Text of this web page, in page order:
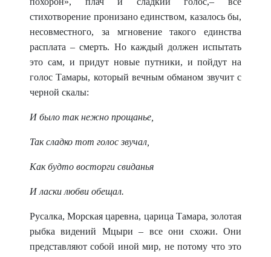
стихотворение пронизано единством, казалось бы,
несовместного, за мгновение такого единства
расплата – смерть. Но каждый должен испытать
это сам, и придут новые путники, и пойдут на
голос Тамары, который вечным обманом звучит с
черной скалы:
И было так нежно прощанье,
Так сладко тот голос звучал,
Как будто восторги свиданья
И ласки любви обещал.
Русалка, Морская царевна, царица Тамара, золотая
рыбка видений Мцыри – все они схожи. Они
представляют собой иной мир, не потому что это